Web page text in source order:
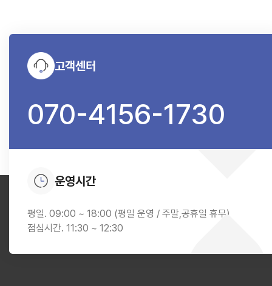
고객센터
070-4156-1730
운영시간
평일. 09:00 ~ 18:00 (평일 운영 / 주말,공휴일 휴무)
점심시간. 11:30 ~ 12:30